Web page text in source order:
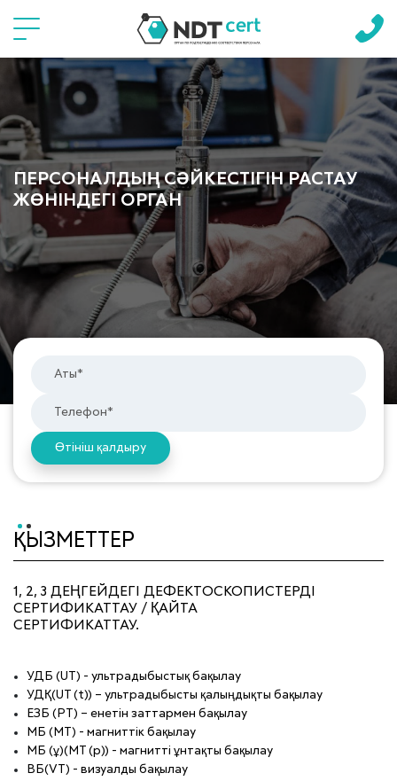
ПЕРСОНАЛДЫҢ СӘЙКЕСТІГІН РАСТАУ
ЖӨНІНДЕГІ ОРГАН
Өтініш қалдыру
ҚЫЗМЕТТЕР
1, 2, 3 ДЕҢГЕЙДЕГІ ДЕФЕКТОСКОПИСТЕРДІ
СЕРТИФИКАТТАУ / ҚАЙТА
СЕРТИФИКАТТАУ.
УДБ (UT) - ультрадыбыстық бақылау
УДҚ(UT (t)) – ультрадыбысты қалыңдықты бақылау
ЕЗБ (PT) – енетін заттармен бақылау
МБ (MT) - магниттік бақылау
МБ (ұ)(МТ (р)) - магнитті ұнтақты бақылау
ВБ(VT) - визуалды бақылау